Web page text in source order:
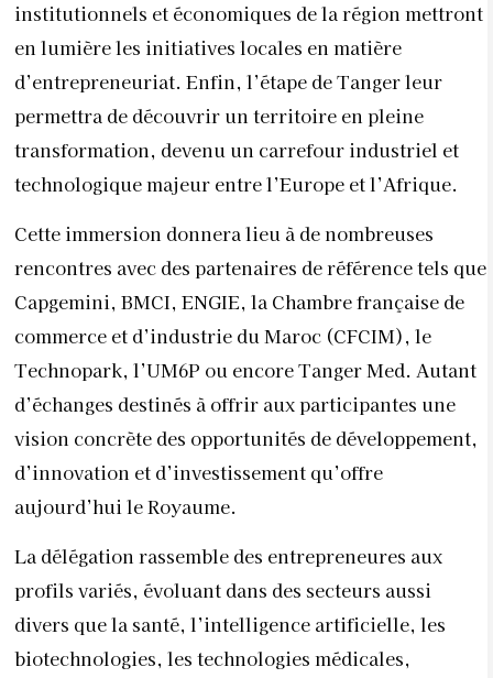
institutionnels et économiques de la région mettront
en lumière les initiatives locales en matière
d’entrepreneuriat. Enfin, l’étape de Tanger leur
permettra de découvrir un territoire en pleine
transformation, devenu un carrefour industriel et
technologique majeur entre l’Europe et l’Afrique.
Cette immersion donnera lieu à de nombreuses
rencontres avec des partenaires de référence tels que
Capgemini, BMCI, ENGIE, la Chambre française de
commerce et d’industrie du Maroc (CFCIM), le
Technopark, l’UM6P ou encore Tanger Med. Autant
d’échanges destinés à offrir aux participantes une
vision concrète des opportunités de développement,
d’innovation et d’investissement qu’offre
aujourd’hui le Royaume.
La délégation rassemble des entrepreneures aux
profils variés, évoluant dans des secteurs aussi
divers que la santé, l’intelligence artificielle, les
biotechnologies, les technologies médicales,